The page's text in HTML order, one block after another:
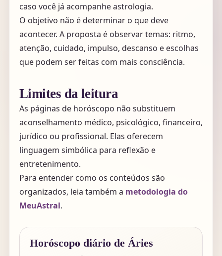
caso você já acompanhe astrologia.
O objetivo não é determinar o que deve
acontecer. A proposta é observar temas: ritmo,
atenção, cuidado, impulso, descanso e escolhas
que podem ser feitas com mais consciência.
Limites da leitura
As páginas de horóscopo não substituem
aconselhamento médico, psicológico, financeiro,
jurídico ou profissional. Elas oferecem
linguagem simbólica para reflexão e
entretenimento.
Para entender como os conteúdos são
organizados, leia também a metodologia do
MeuAstral.
Horóscopo diário de Áries